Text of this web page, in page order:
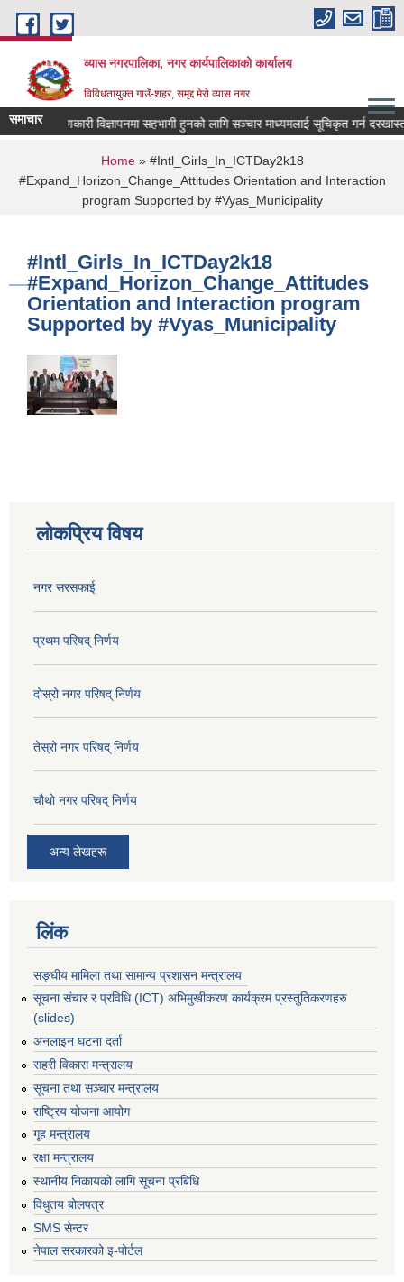
Skip to main content
व्यास नगरपालिका, नगर कार्यपालिकाको कार्यालय
विविधतायुक्त गाउँ-शहर, समृद्द मेरो व्यास नगर
समाचार
कल्याणकारी विज्ञापनमा सहभागी हुनको लागि सञ्चार माध्यमलाई सूचिकृत गर्न दरखास्त
You are here
Home» #Intl_Girls_In_ICTDay2k18
#Expand_Horizon_Change_Attitudes Orientation and Interaction
program Supported by #Vyas_Municipality
#Intl_Girls_In_ICTDay2k18
#Expand_Horizon_Change_Attitudes
Orientation and Interaction program
Supported by #Vyas_Municipality
लोकप्रिय विषय
नगर सरसफाई
प्रथम परिषद् निर्णय
दोस्रो नगर परिषद् निर्णय
तेस्रो नगर परिषद् निर्णय
चौथो नगर परिषद् निर्णय
अन्य लेखहरू
लिंक
सङ्घीय मामिला तथा सामान्य प्रशासन मन्त्रालय
सूचना संचार र प्रविधि (ICT) अभिमुखीकरण कार्यक्रम प्रस्तुतिकरणहरु
(slides)
अनलाइन घटना दर्ता
सहरी विकास मन्त्रालय
सूचना तथा सञ्चार मन्त्रालय
राष्ट्रिय योजना आयोग
गृह मन्त्रालय
रक्षा मन्त्रालय
स्थानीय निकायको लागि सूचना प्रबिधि
विधुतय बोलपत्र
SMS सेन्टर
नेपाल सरकारको इ-पोर्टल